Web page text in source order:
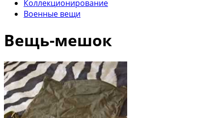
Коллекционирование
Военные вещи
Вещь-мешок